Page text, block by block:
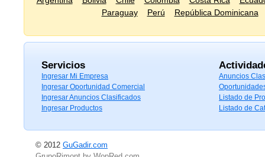
Paraguay
Perú República Dominicana
Servicios
Ingresar Mi Empresa
Ingresar Oportunidad Comercial
Ingresar Anuncios Clasificados
Ingresar Productos
Anuncios
Listado de
Listado de
© 2012 GuGadir.com